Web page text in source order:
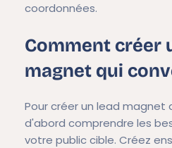
coordonnées.
Comment créer
magnet qui
Pour créer un lead magnet
d'abord comprendre les
votre public cible. Créez